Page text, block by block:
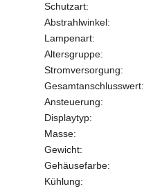
Schutzart:
Abstrahlwinkel:
Lampenart:
Altersgruppe:
Stromversorgung:
Gesamtanschlusswert:
Ansteuerung:
Displaytyp:
Masse:
Gewicht:
Gehäusefarbe:
Kühlung: